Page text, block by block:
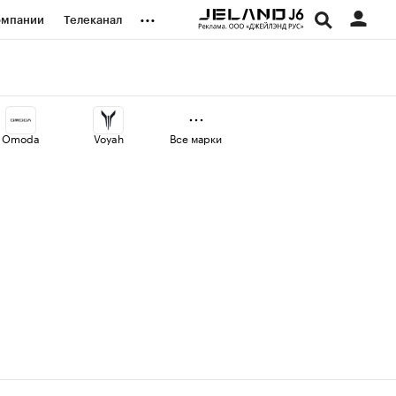
Телеканал ...
Omoda Voyah Все марки